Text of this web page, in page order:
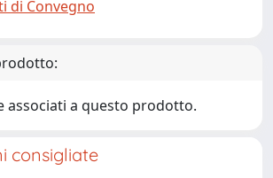
di Convegno
associati a questo prodotto.
consigliate